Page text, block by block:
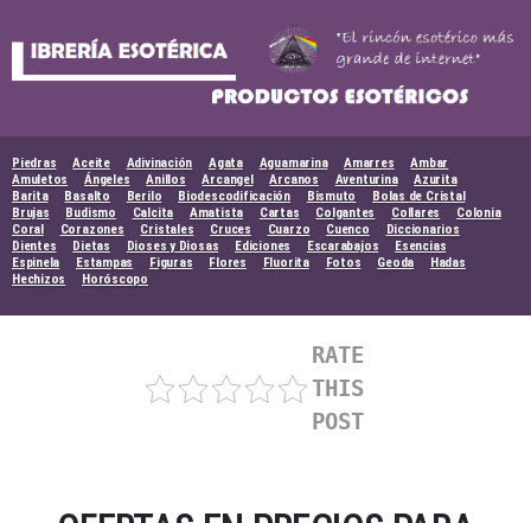
Piedras Aceite Adivinación Agata Aguamarina Amarres
Ambar
Amuletos
Ángeles Anillos Arcangel Arcanos Aventurina
Azurita
Barita
Basalto Berilo Biodescodificación Bismuto
Bolas de Cristal
Brujas
Budismo Calcita Amatista Cartas Colgantes Collares
Colonia
Coral
Corazones Cristales Cruces Cuarzo Cuenco
Diccionarios
Dientes
Dietas Dioses y Diosas Ediciones Escarabajos
Esencias
Espinela
Estampas Figuras Flores Fluorita Fotos Geoda
Hadas
Hechizos
Horóscopo
RATE
THIS
POST